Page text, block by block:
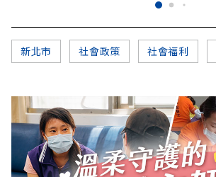
新北市 社會政策 社會福利